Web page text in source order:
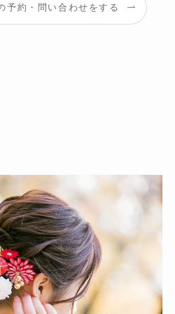
予約・問い合わせをする